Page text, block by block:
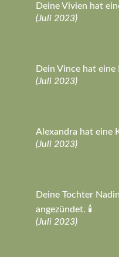
Deine Vivien hat
(Juli 2023)
Dein Vince hat eine
(Juli 2023)
Alexandra hat eine
(Juli 2023)
Deine Tochter
angezündet. 🕯️
(Juli 2023)